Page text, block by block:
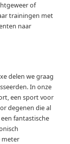
of
trainingen met
naar
delen we graag
In onze
een sport voor
degenen die al
fantastische
meter